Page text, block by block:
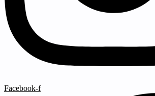
Facebook-f